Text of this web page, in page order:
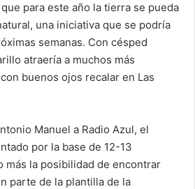
para este año la tierra se pueda
una iniciativa que se podría
semanas. Con césped
atraería a muchos más
buenos ojos recalar en Las
Manuel a Radio Azul, el
por la base de 12-13
más la posibilidad de encontrar
parte de la plantilla de la